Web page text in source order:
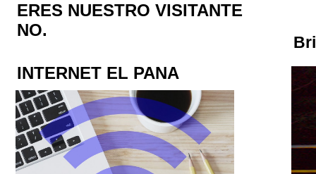
ERES NUESTRO VISITANTE
NO.
INTERNET EL PANA